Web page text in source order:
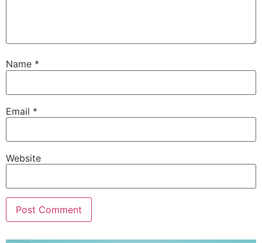
Name *
Email *
Website